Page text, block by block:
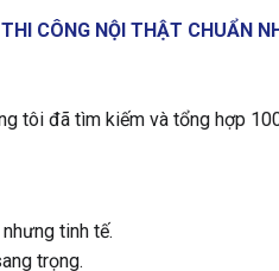
CÔNG NỘI THẬT CHUẨN
tôi đã tìm kiếm và tổng hợp
tinh tế.
trọng.